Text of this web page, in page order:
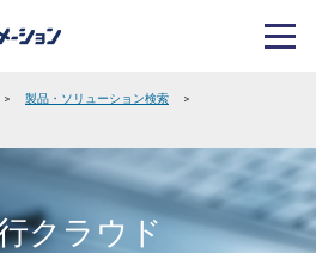
> 製品・ソリューション検索
>
クラウド